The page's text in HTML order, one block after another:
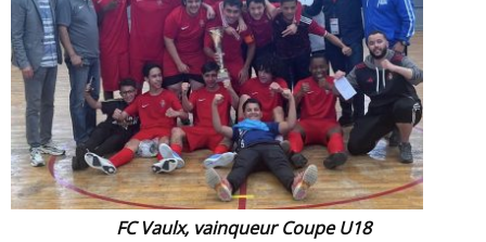
FC Vaulx, vainqueur Coupe U18